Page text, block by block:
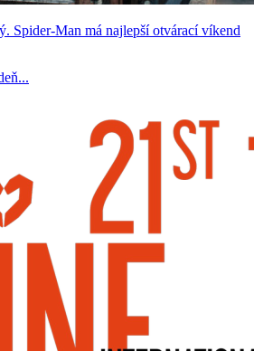
Spider-Man má najlepší otvárací víkend